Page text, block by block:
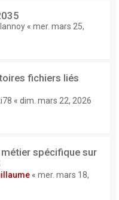
« mer. mars 25,
fichiers liés
« dim. mars 22, 2026
spécifique sur
« mer. mars 18,